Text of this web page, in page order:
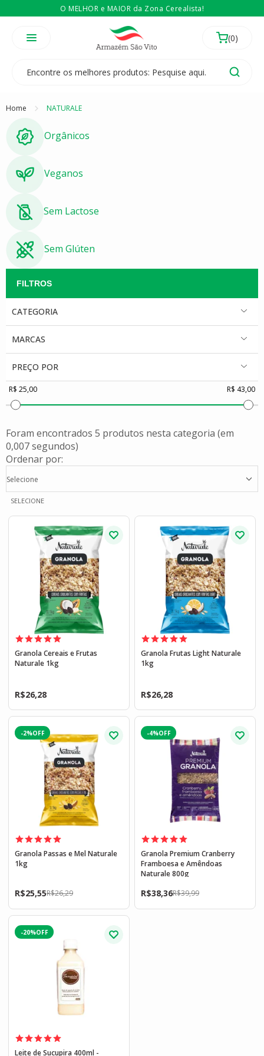
O MELHOR e MAIOR da Zona Cerealista!
Temos 3 lojas físicas na Zona Cerealista de São Paulo!
É revendedor? EntãoCompre no atacado
Home NATURALE
Orgânicos
Veganos
Sem Lactose
Sem Glúten
CATEGORIA
MARCAS
PREÇO POR
Foram encontrados 5 produtos nesta categoria (em
0,007 segundos)
Ordenar por:
Selecione
SELECIONE
Granola Cereais e Frutas
Naturale 1kg
R$26,28
Granola Frutas Light Naturale
1kg
R$26,28
-2%
Granola Passas e Mel Naturale
1kg
R$26,29
R$25,55
-4%
Granola Premium Cranberry
Framboesa e Amêndoas
Naturale 800g
R$39,99
R$38,36
-20%
Leite de Sucupira 400ml -